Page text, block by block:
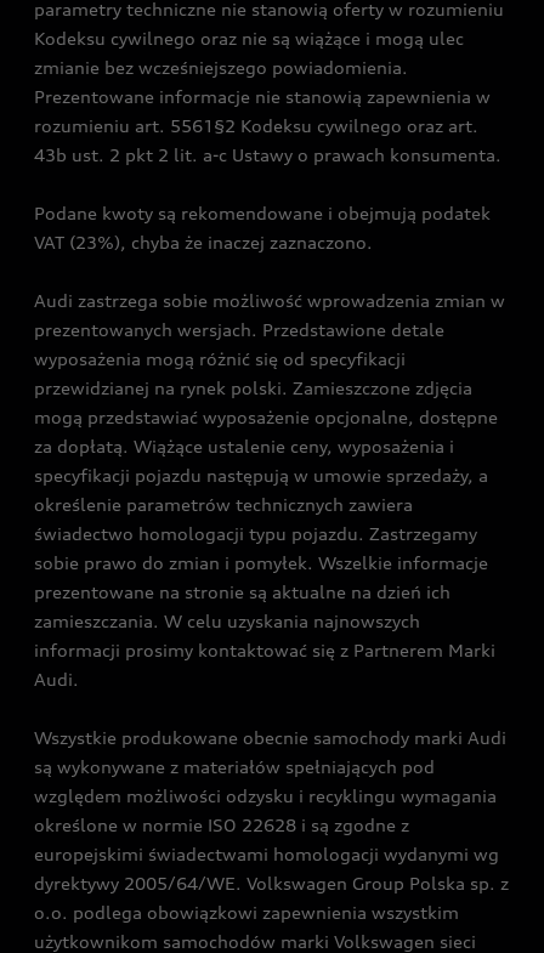
parametry techniczne nie stanowią oferty w rozumieniu
Kodeksu cywilnego oraz nie są wiążące i mogą ulec
zmianie bez wcześniejszego powiadomienia.
Prezentowane informacje nie stanowią zapewnienia w
rozumieniu art. 5561§2 Kodeksu cywilnego oraz art.
43b ust. 2 pkt 2 lit. a-c Ustawy o prawach konsumenta.
Podane kwoty są rekomendowane i obejmują podatek
VAT (23%), chyba że inaczej zaznaczono.
Audi zastrzega sobie możliwość wprowadzenia zmian w
prezentowanych wersjach. Przedstawione detale
wyposażenia mogą różnić się od specyfikacji
przewidzianej na rynek polski. Zamieszczone zdjęcia
mogą przedstawiać wyposażenie opcjonalne, dostępne
za dopłatą. Wiążące ustalenie ceny, wyposażenia i
specyfikacji pojazdu następują w umowie sprzedaży, a
określenie parametrów technicznych zawiera
świadectwo homologacji typu pojazdu. Zastrzegamy
sobie prawo do zmian i pomyłek. Wszelkie informacje
prezentowane na stronie są aktualne na dzień ich
zamieszczania. W celu uzyskania najnowszych
informacji prosimy kontaktować się z Partnerem Marki
Audi.
Wszystkie produkowane obecnie samochody marki Audi
są wykonywane z materiałów spełniających pod
względem możliwości odzysku i recyklingu wymagania
określone w normie ISO 22628 i są zgodne z
europejskimi świadectwami homologacji wydanymi wg
dyrektywy 2005/64/WE. Volkswagen Group Polska sp. z
o.o. podlega obowiązkowi zapewnienia wszystkim
użytkownikom samochodów marki Volkswagen sieci